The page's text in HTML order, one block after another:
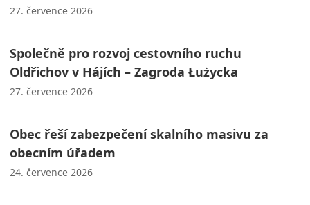
27. července 2026
Společně pro rozvoj cestovního ruchu
Oldřichov v Hájích – Zagroda Łużycka
27. července 2026
Obec řeší zabezpečení skalního masivu za
obecním úřadem
24. července 2026